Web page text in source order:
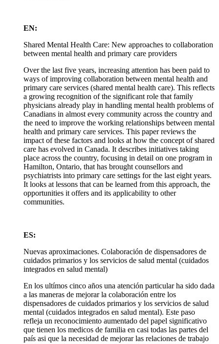
EN:
Shared Mental Health Care: New approaches to collaboration
between mental health and primary care providers
Over the last five years, increasing attention has been paid to
ways of improving collaboration between mental health and
primary care services (shared mental health care). This reflects
a growing recognition of the significant role that family
physicians already play in handling mental health problems of
Canadians in almost every community across the country and
the need to improve the working relationships between mental
health and primary care services. This paper reviews the
impact of these factors and looks at how the concept of shared
care has evolved in Canada. It describes initiatives taking
place across the country, focusing in detail on one program in
Hamilton, Ontario, that has brought counsellors and
psychiatrists into primary care settings for the last eight years.
It looks at lessons that can be learned from this approach, the
opportunities it offers and its applicability to other
communities.
ES:
Nuevas aproximaciones. Colaboración de dispensadores de
cuidados primarios y los servicios de salud mental (cuidados
integrados en salud mental)
En los ultímos cinco años una atención particular ha sido dada
a las maneras de mejorar la colaboración entre los
dispensadores de cuidados primarios y los servicios de salud
mental (cuidados integrados en salud mental). Este paso
refleja un reconocimiento aumentado del papel significativo
que tienen los medicos de familia en casi todas las partes del
país asi que la necesidad de mejorar las relaciones de trabajo